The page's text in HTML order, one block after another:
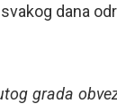
dana
grada